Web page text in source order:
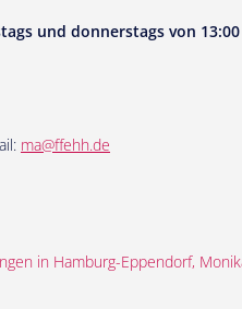
und donnerstags von
ma@ffehh.de
in Hamburg-Eppendorf,